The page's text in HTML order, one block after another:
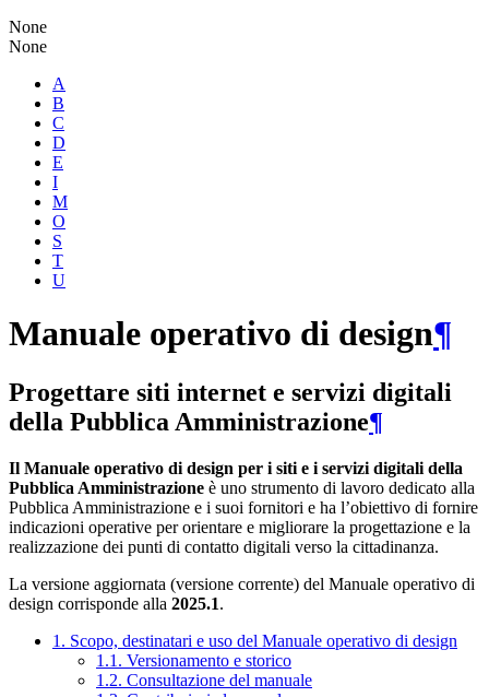
None
None
A
B
C
D
E
I
M
O
S
T
U
Manuale operativo di design¶
Progettare siti internet e servizi digitali
della Pubblica Amministrazione¶
Il Manuale operativo di design per i siti e i servizi digitali della
Pubblica Amministrazione è uno strumento di lavoro dedicato alla
Pubblica Amministrazione e i suoi fornitori e ha l’obiettivo di fornire
indicazioni operative per orientare e migliorare la progettazione e la
realizzazione dei punti di contatto digitali verso la cittadinanza.
La versione aggiornata (versione corrente) del Manuale operativo di
design corrisponde alla 2025.1.
1. Scopo, destinatari e uso del Manuale operativo di design
1.1. Versionamento e storico
1.2. Consultazione del manuale